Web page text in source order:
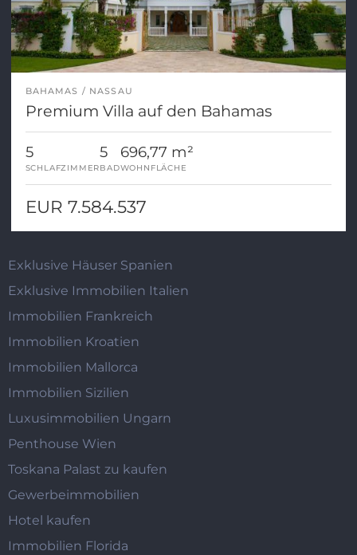
BAHAMAS NASSAU
Premium Villa auf den Bahamas
5
SCHLAFZIMMER
5
BAD
696,77 m²
WOHNFLÄCHE
EUR 7.584.537
Exklusive Häuser Spanien
Exklusive Immobilien Italien
Immobilien Frankreich
Immobilien Kroatien
Immobilien Mallorca
Immobilien Sizilien
Luxusimmobilien Ungarn
Penthouse Wien
Toskana Palast zu kaufen
Gewerbeimmobilien
Hotel kaufen
Immobilien Florida